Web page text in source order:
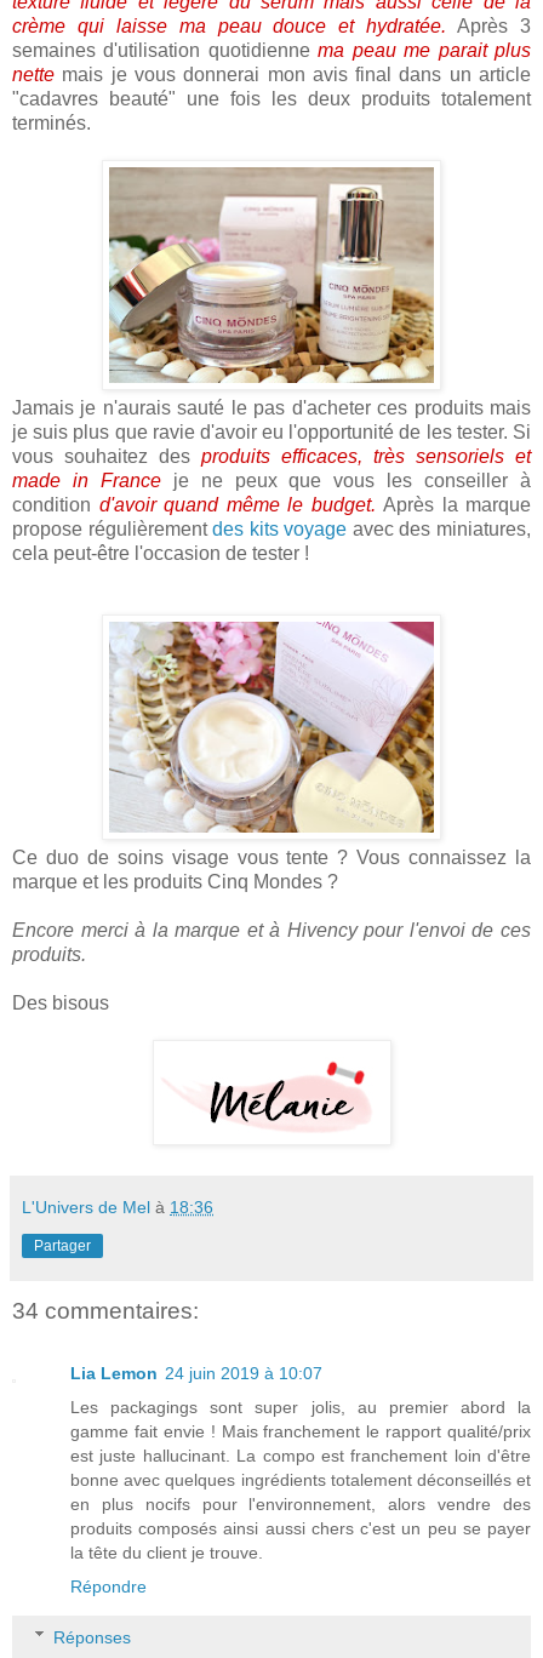
crème qui laisse ma peau douce et hydratée. Après 3
semaines d'utilisation quotidiennema peau me parait plus
nette mais je vous donnerai mon avis final dans un article
"cadavres beauté" une fois les deux produits totalement
terminés.
Jamais je n'aurais sauté le pas d'acheter ces produits mais
je suis plus que ravie d'avoir eu l'opportunité de les tester. Si
vous souhaitez des produits efficaces, très sensoriels et
made in Franceje ne peux que vous les conseiller à
condition d'avoir quand même le budget. Après la marque
propose régulièrementdes kits voyage avec des miniatures,
cela peut-être l'occasion de tester !
Ce duo de soins visage vous tente ? Vous connaissez la
marque et les produits Cinq Mondes ?
Encore merci à la marque et à Hivency pour l'envoi de ces
produits.
Des bisous
L'Univers de Mel à 18:36
Partager
34 commentaires:
Lia Lemon 24 juin 2019 à 10:07
Les packagings sont super jolis, au premier abord la
gamme fait envie ! Mais franchement le rapport qualité/prix
est juste hallucinant. La compo est franchement loin d'être
bonne avec quelques ingrédients totalement déconseillés et
en plus nocifs pour l'environnement, alors vendre des
produits composés ainsi aussi chers c'est un peu se payer
la tête du client je trouve.
Répondre
Réponses